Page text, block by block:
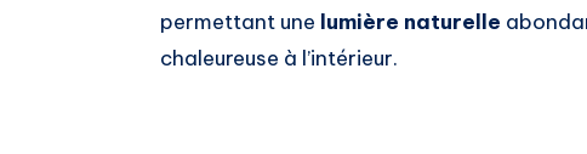
permettant une lumière naturelle
chaleureuse à l’intérieur.